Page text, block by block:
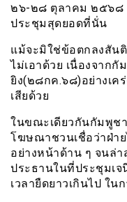
๒๖-๒๘ ตุลาคม ๒๕๖๘
ประชุมสุดยอดที่นั่น
แม้จะมิใช่ข้อตกลงสัน
ไม่เอาด้วย เนื่องจาก
ยิง(๒๘กค.๖๘)อย่างเค
เสียด้วย
ในขณะเดียวกันกัมพูช
โฆษณาชวนเชื่อว่าฝ่าย
อย่างหน้าด้าน ๆ จนล่
ประธานในที่ประชุมเจ
เวลายืดยาวเกินไป ใ